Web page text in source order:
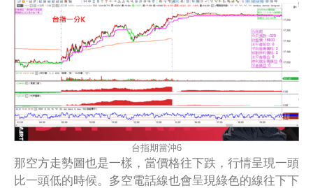
台指期當沖6
那空方走勢圖也是一樣，當價格往下跌，行情呈現一頭
比一頭低的時候。多空電話線也會呈現綠色的線往下下